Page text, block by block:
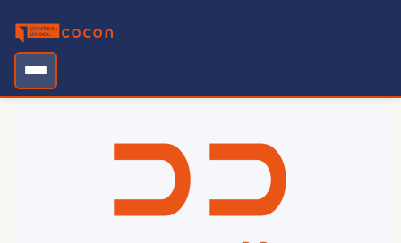
content